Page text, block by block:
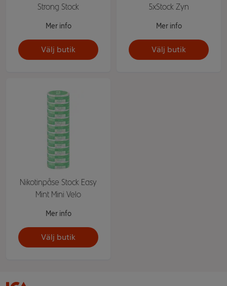
Strong Stock
Mer info
Välj butik
5xStock Zyn
Mer info
Välj butik
Nikotinpåse Stock Easy
Mint Mini Velo
Mer info
Välj butik